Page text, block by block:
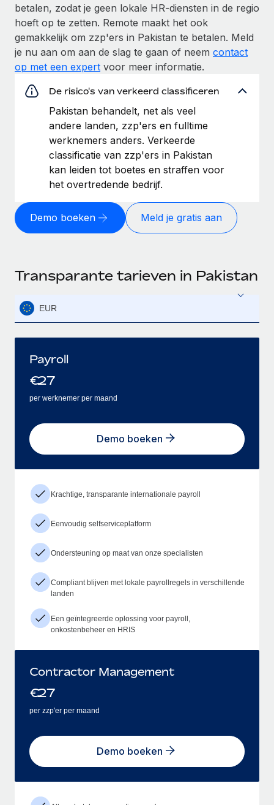
betalen, zodat je geen lokale HR-diensten in de regio
hoeft op te zetten. Remote maakt het ook
gemakkelijk om zzp'ers in Pakistan te betalen. Meld
je nu aan om aan de slag te gaan of neem contact
op met een expert voor meer informatie.
De risico's van verkeerd classificeren
Pakistan behandelt, net als veel
andere landen, zzp'ers en fulltime
werknemers anders. Verkeerde
classificatie van zzp'ers in Pakistan
kan leiden tot boetes en straffen voor
het overtredende bedrijf.
Demo boeken Meld je gratis aan
Transparante tarieven in Pakistan
EUR
Payroll
€27
per werknemer per maand
Demo boeken
Krachtige, transparante internationale payroll
Eenvoudig selfserviceplatform
Ondersteuning op maat van onze specialisten
Compliant blijven met lokale payrollregels in verschillende
landen
Een geïntegreerde oplossing voor payroll,
onkostenbeheer en HRIS
Contractor Management
€27
per zzp'er per maand
Demo boeken